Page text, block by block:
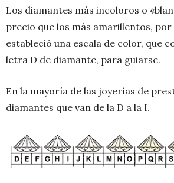
Los diamantes más incoloros o
precio que los más amarillentos,
estableció una escala de color, que
letra D de diamante, para guiarse.
En la mayoría de las joyerías de
diamantes que van de la D a la I.